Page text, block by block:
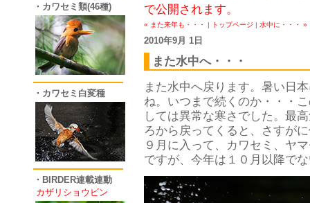
・カワセミ類(46種)
・カワセミ白変種
・BIRDER連載連動
カザリショウビン
で公開されます。
« また来年も・・・ | トップページ | 水中に・・・ »
2010年9月 1日
また水中へ・・・
また水中へ戻ります。暑い日
ね。いつまで続くのか・・・
しては異常な寒さでした。最
ろから戻ってくると、さすが
９月に入って、カワセミ、ヤ
ですが、今年は１０月以降で